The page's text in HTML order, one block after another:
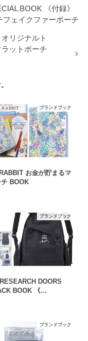
BOOK 《付録》
フェイクファーポーチ
リジナルト
ットポーチ
ブランドブック
お金が貯まるマ
BOOK
ブランドブック
DOORS
BOOK 《…
ブランドブック